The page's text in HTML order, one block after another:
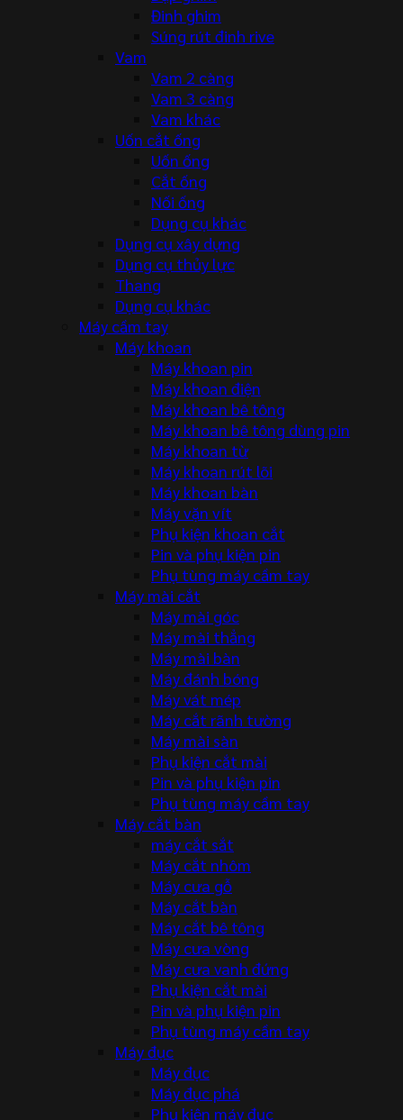
Đinh ghim
Súng rút đinh rive
Vam
Vam 2 càng
Vam 3 càng
Vam khác
Uốn cắt ống
Uốn ống
Cắt ống
Nối ống
Dụng cụ khác
Dụng cụ xây dựng
Dụng cụ thủy lực
Thang
Dụng cụ khác
Máy cầm tay
Máy khoan
Máy khoan pin
Máy khoan điện
Máy khoan bê tông
Máy khoan bê tông dùng pin
Máy khoan từ
Máy khoan rút lõi
Máy khoan bàn
Máy vặn vít
Phụ kiện khoan cắt
Pin và phụ kiện pin
Phụ tùng máy cầm tay
Máy mài cắt
Máy mài góc
Máy mài thẳng
Máy mài bàn
Máy đánh bóng
Máy vát mép
Máy cắt rãnh tường
Máy mài sàn
Phụ kiện cắt mài
Pin và phụ kiện pin
Phụ tùng máy cầm tay
Máy cắt bàn
máy cắt sắt
Máy cắt nhôm
Máy cưa gỗ
Máy cắt bàn
Máy cắt bê tông
Máy cưa vòng
Máy cưa vanh đứng
Phụ kiện cắt mài
Pin và phụ kiện pin
Phụ tùng máy cầm tay
Máy đục
Máy đục
Máy đục phá
Phụ kiện máy đục